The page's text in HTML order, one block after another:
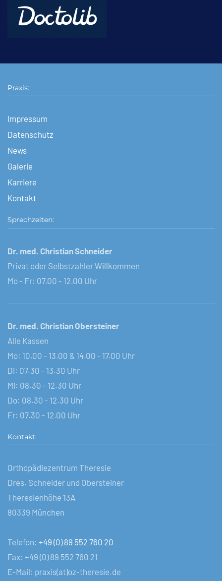
Praxis:
Impressum
Datenschutz
News
Galerie
Karriere
Kontakt
Sprechzeiten:
Dr. med. Christian Schneider
Privat oder Selbstzahler Willkommen
Mo - Fr: 07.00 - 12.00 Uhr
Dr. med. Christian Obersteiner
Alle Kassen
Mo: 10.00 - 13.00 & 14.00 - 17.00 Uhr
Di: 07.30 - 13.30 Uhr
Mi: 08.30 - 12.30 Uhr
Do: 08.30 - 12.30 Uhr
Fr: 07.30 - 12.00 Uhr
Kontakt:
Orthopädiezentrum Theresie
Dres. Schneider und Obersteiner
Theresienhöhe 13A
80339 München
Telefon: +49 (0) 89 552 760 20
Fax: +49 (0) 89 552 760 21
E-Mail: praxis(at)oz-theresie.de